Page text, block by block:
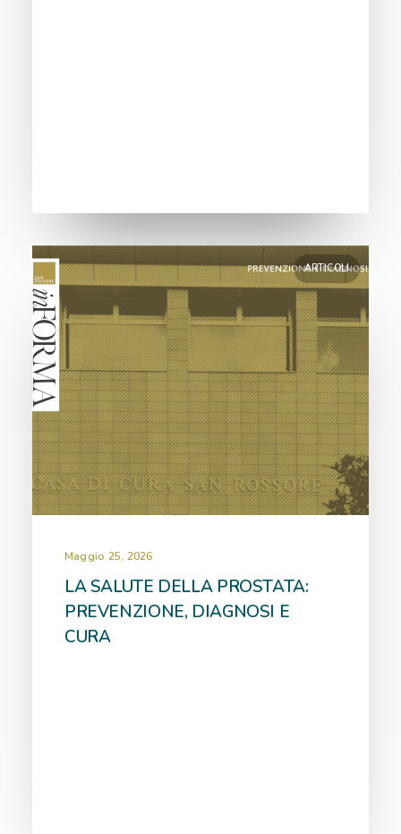
ARTICOLI
Maggio 25, 2026
LA SALUTE DELLA PROSTATA:
PREVENZIONE, DIAGNOSI E
CURA